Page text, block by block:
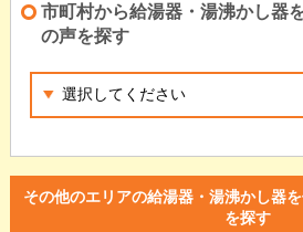
市町村から給湯器・湯沸かし器
の声を探す
その他のエリアの給湯器・湯沸かし器
を探す